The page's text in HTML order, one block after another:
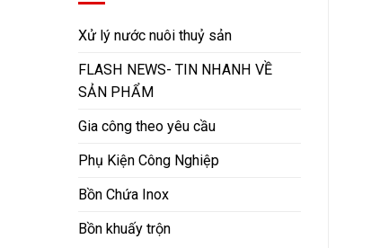
Xử lý nước nuôi thuỷ sản
FLASH NEWS- TIN NHANH VỀ
SẢN PHẨM
Gia công theo yêu cầu
Phụ Kiện Công Nghiệp
Bồn Chứa Inox
Bồn khuấy trộn